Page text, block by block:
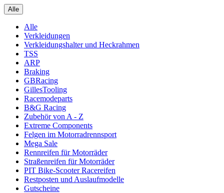
Alle
Alle
Verkleidungen
Verkleidungshalter und Heckrahmen
TSS
ARP
Braking
GBRacing
GillesTooling
Racemodeparts
B&G Racing
Zubehör von A - Z
Extreme Components
Felgen im Motorradrennsport
Mega Sale
Rennreifen für Motorräder
Straßenreifen für Motorräder
PIT Bike-Scooter Racereifen
Restposten und Auslaufmodelle
Gutscheine